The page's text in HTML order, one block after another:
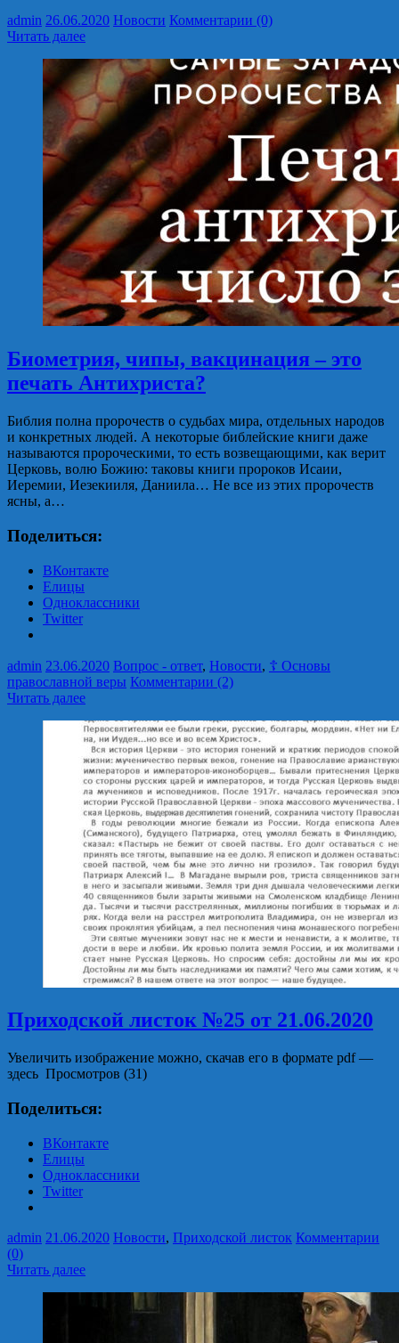
admin 26.06.2020 Новости Комментарии (0)
Читать далее
Биометрия, чипы, вакцинация – это
печать Антихриста?
Библия полна пророчеств о судьбах мира, отдельных народов
и конкретных людей. А некоторые библейские книги даже
называются пророческими, то есть возвещающими, как верит
Церковь, волю Божию: таковы книги пророков Исаии,
Иеремии, Иезекииля, Даниила… Не все из этих пророчеств
ясны, а…
Поделиться:
ВКонтакте
Елицы
Одноклассники
Twitter
admin 23.06.2020 Вопрос - ответ, Новости, ☦ Основы
православной веры Комментарии (2)
Читать далее
Приходской листок №25 от 21.06.2020
Увеличить изображение можно, скачав его в формате pdf —
здесь Просмотров (31)
Поделиться:
ВКонтакте
Елицы
Одноклассники
Twitter
admin 21.06.2020 Новости, Приходской листок Комментарии
(0)
Читать далее